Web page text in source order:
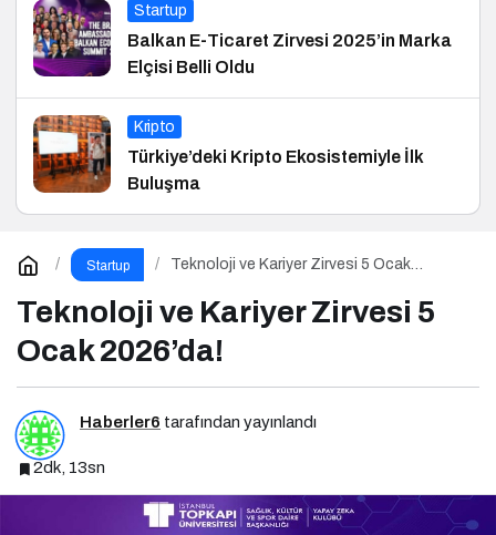
Startup
Balkan E-Ticaret Zirvesi 2025’in Marka
Elçisi Belli Oldu
Kripto
Türkiye’deki Kripto Ekosistemiyle İlk
Buluşma
Startup
Teknoloji ve Kariyer Zirvesi 5 Ocak
Teknoloji ve Kariyer Zirvesi 5
Ocak 2026’da!
Haberler6 tarafından yayınlandı
2dk, 13sn